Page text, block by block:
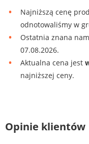
Najniższą cenę
odnotowaliśmy w
Ostatnia znana
07.08.2026.
Aktualna cena jest
najniższej ceny.
Opinie klientów